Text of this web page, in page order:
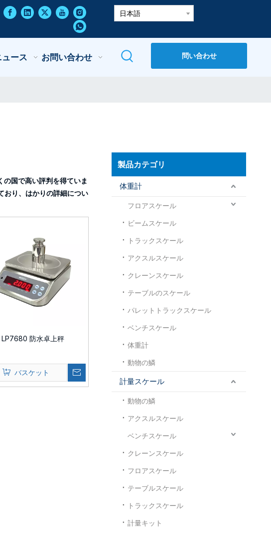
日本語
ュース お問い合わせ 問い合わせ
国で高い評判を得ていま
り、 はかりの詳細につい
LP7680 防水卓上秤
バスケット
製品カテゴリ
体重計
フロアスケール
ビームスケール
トラックスケール
アクスルスケール
クレーンスケール
テーブルのスケール
パレットトラックスケール
ベンチスケール
体重計
動物の鱗
計量スケール
動物の鱗
アクスルスケール
ベンチスケール
クレーンスケール
フロアスケール
テーブルスケール
トラックスケール
計量キット